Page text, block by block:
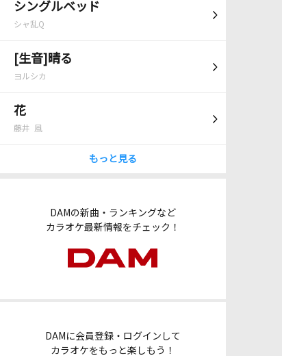
シングルベッド
シャ乱Q
[生音]晴る
ヨルシカ
花
藤井 風
もっと見る
DAMの新曲・ランキングなど
カラオケ最新情報をチェック！
DAMに会員登録・ログインして
カラオケをもっと楽しもう！